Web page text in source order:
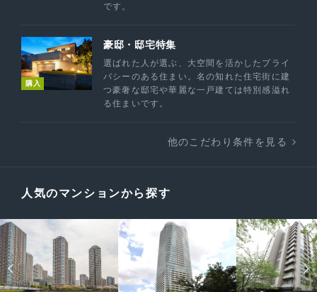
です。
購入
豪邸・邸宅特集
選ばれた人が選ぶ、大空間を活かしたプライ
バシーのある住まい。名の知れた住宅街に建
つ豪奢な邸宅や華麗な一戸建ては特別感溢れ
る住まいです。
他のこだわり条件を見る
人気のマンションから探す